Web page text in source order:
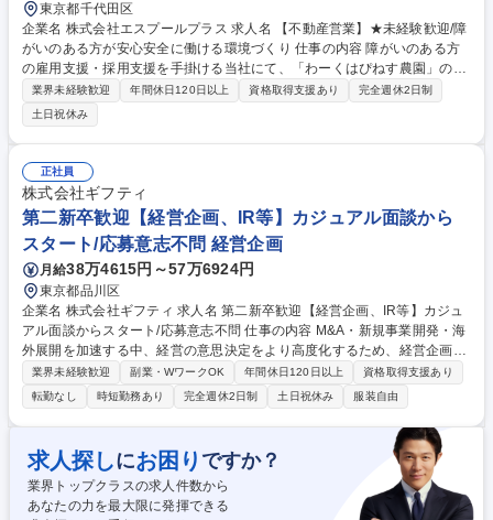
東京都千代田区
企業名 株式会社エスプールプラス 求人名 【不動産営業】★未経験歓迎/障
がいのある方が安心安全に働ける環境づくり 仕事の内容 障がいのある方
の雇用支援・採用支援を手掛ける当社にて、「わーくはぴねす農園」の新
規開設に向けて、農園用地・施設の仕入れを推進することがミッションで
す。 ■新規農園開設に向けた物件開発：農園候補地の情報収集/不動産会社
や地主との関係構築/物件調査・現地視察/物件所有者との条件交渉/契約締
結 ■行政対応・各種調査：行政窓口での法令調査/農地転用や開発に関する
確認・交渉/新規農園開設に向けた各種許認可対応 ■社内プロジェクト推
進：物件取得に向けた社内提案/施工管理担当との連携/開園スケジュール
の調整/開発プロジェクト全体の推進 募集職種 【不動産営業】★未経験歓
迎/障がいのある方が安心安全に働ける環境づくり
業界未経験歓迎 年間休日120日以上 資格取得支援あり
完全週休2日制
土日祝休み
正社員
株式会社ギフティ
第二新卒歓迎【経営企画、IR等】カジュアル面談から
スタート/応募意志不問 経営企画
月給38万4615円～57万6924円
東京都品川区
企業名 株式会社ギフティ 求人名 第二新卒歓迎【経営企画、IR等】カジュ
アル面談からスタート/応募意志不問 仕事の内容 M&A・新規事業開発・海
外展開を加速する中、経営の意思決定をより高度化するため、経営企画・
コーポレートファイナンス部門の新メンバーを募集しています。 【お任せ
する予定の業務】 ■経営企画、IR業務 ※志向性に合わせて別のコーポレー
ト職(総務、法務、経理、財務等)への打診もさせていただきます。その場
合は、人事がカジュアル面談を実施いたします。 募集職種 第二新卒歓迎
【経営企画、IR等】カジュアル面談からスタート/応募意志不問
業界未経験歓迎 副業・WワークOK 年間休日120日以上
資格取得支援あり
転勤なし
時短勤務あり 完全週休2日制 土日祝休み 服装自由
求人探しにお困り ですか？
業界トップクラスの求人件数から
あなたの力を最大限に発揮できる